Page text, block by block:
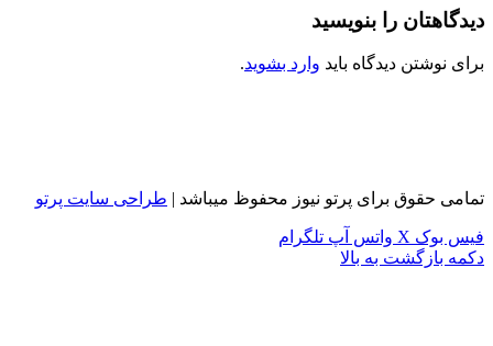
دیدگاهتان را بنویسید
برای نوشتن دیدگاه باید وارد بشوید.
تمامی حقوق برای پرتو نیوز محفوظ میباشد | طراحی سایت پرتو
فیس بوک X واتس آپ تلگرام
دکمه بازگشت به بالا